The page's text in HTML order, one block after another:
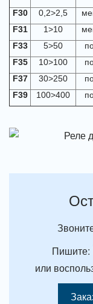
F30
0,2>2,5
F31 1>10
F33
5>50
F35
10>100
F37
30>250
F39
100>400
Пишите:
или